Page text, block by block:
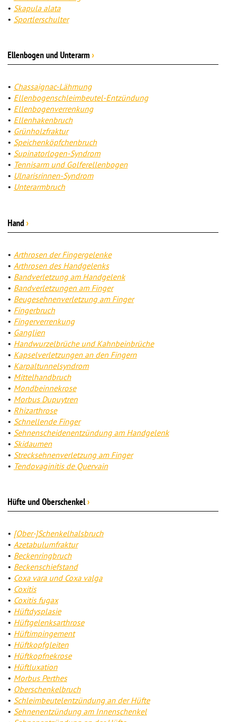
Skapula alata
Sportlerschulter
Ellenbogen und Unterarm›
Chassaignac-Lähmung
Ellenbogenschleimbeutel-Entzündung
Ellenbogenverrenkung
Ellenhakenbruch
Grünholzfraktur
Speichenköpfchenbruch
Supinatorlogen-Syndrom
Tennisarm und Golferellenbogen
Ulnarisrinnen-Syndrom
Unterarmbruch
Hand›
Arthrosen der Fingergelenke
Arthrosen des Handgelenks
Bandverletzung am Handgelenk
Bandverletzungen am Finger
Beugesehnenverletzung am Finger
Fingerbruch
Fingerverrenkung
Ganglien
Handwurzelbrüche und Kahnbeinbrüche
Kapselverletzungen an den Fingern
Karpaltunnelsyndrom
Mittelhandbruch
Mondbeinnekrose
Morbus Dupuytren
Rhizarthrose
Schnellende Finger
Sehnenscheidenentzündung am Handgelenk
Skidaumen
Strecksehnenverletzung am Finger
Tendovaginitis de Quervain
Hüfte und Oberschenkel›
[Ober-]Schenkelhalsbruch
Azetabulumfraktur
Beckenringbruch
Beckenschiefstand
Coxa vara und Coxa valga
Coxitis
Coxitis fugax
Hüftdysplasie
Hüftgelenksarthrose
Hüftimpingement
Hüftkopfgleiten
Hüftkopfnekrose
Hüftluxation
Morbus Perthes
Oberschenkelbruch
Schleimbeutelentzündung an der Hüfte
Sehnenentzündung am Innenschenkel